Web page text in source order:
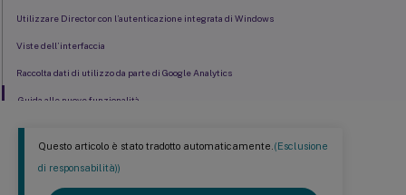
Questo articolo è stato tradotto automaticamente.(Esclusione
di responsabilità))
Utilizzare Director con l’autenticazione integrata di Windows
Viste dell’interfaccia
Raccolta dati di utilizzo da parte di Google Analytics
Guida alle nuove funzionalità